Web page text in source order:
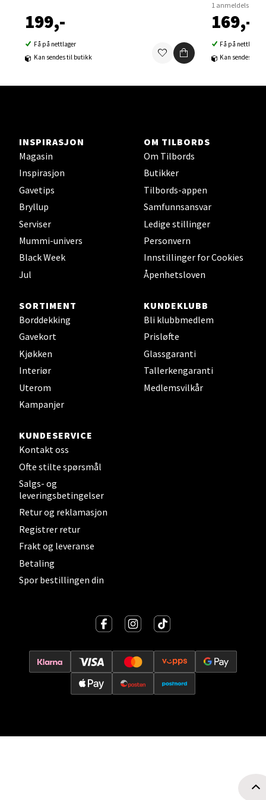
199,-
Få på nettlager
Kan sendes til butikk
1 anmeldelse
169,-
Få på nettlager
Kan sendes til
INSPIRASJON
Magasin
Inspirasjon
Gavetips
Bryllup
Serviser
Mummi-univers
Black Week
Jul
OM TILBORDS
Om Tilbords
Butikker
Tilbords-appen
Samfunnsansvar
Ledige stillinger
Personvern
Innstillinger for Cookies
Åpenhetsloven
SORTIMENT
Borddekking
Gavekort
Kjøkken
Interiør
Uterom
Kampanjer
KUNDEKLUBB
Bli klubbmedlem
Prisløfte
Glassgaranti
Tallerkengaranti
Medlemsvilkår
KUNDESERVICE
Kontakt oss
Ofte stilte spørsmål
Salgs- og
leveringsbetingelser
Retur og reklamasjon
Registrer retur
Frakt og leveranse
Betaling
Spor bestillingen din
Velg
Åpent i dag 10-19
0 i butikk
Steinkjer - Thon Senter Steinkjer
Sjøfartsgata 2, 7714 Steinkjer
Leirvik - Stord
Torgbakken 2, 5401 Stord
Åpent i dag 10-17
0 i butikk
Oslo - Thon Senter Storo
Vitaminveien 7 - 9, 0485 Oslo
Velg
Strandtorget, 2609 Lillehammer